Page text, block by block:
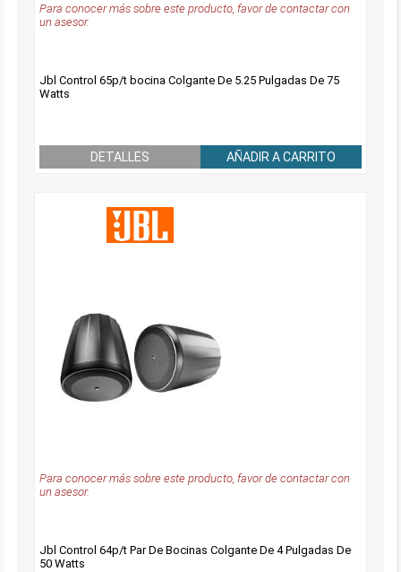
Para conocer más sobre este producto, favor de contactar con
un asesor.
Jbl Control 65p/t bocina Colgante De 5.25 Pulgadas De 75
Watts
DETALLES AÑADIR A CARRITO
Para conocer más sobre este producto, favor de contactar con
un asesor.
Jbl Control 64p/t Par De Bocinas Colgante De 4 Pulgadas De
50 Watts